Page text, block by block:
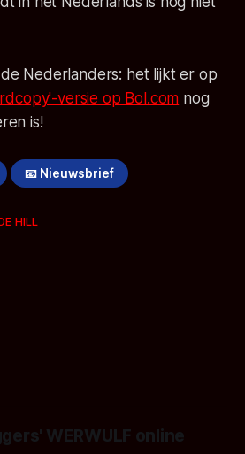
Nederlanders: het lijkt er op
versie op Bol.com nog
is!
📧 Nieuwsbrief
HILL
WERWULF online